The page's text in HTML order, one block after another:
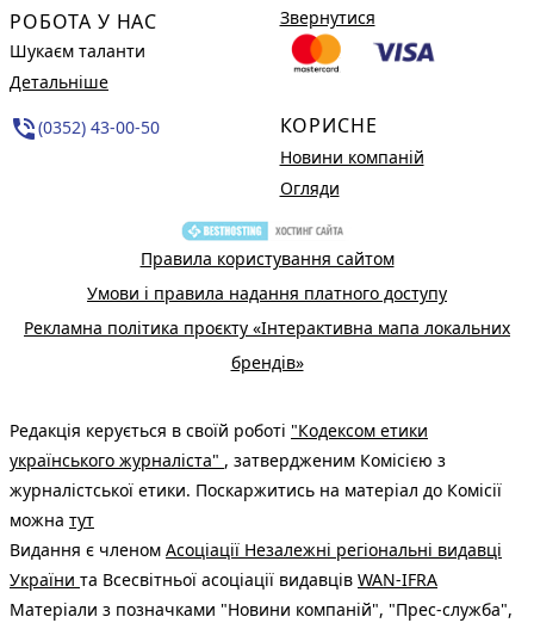
РОБОТА У НАС
Шукаєм таланти
Детальніше
phone_in_talk(0352) 43-00-50
Звернутися
КОРИСНЕ
Новини компаній
Огляди
Правила користування сайтом
Умови і правила надання платного доступу
Рекламна політика проєкту «Інтерактивна мапа локальних
брендів»
Редакція керується в своїй роботі "Кодексом етики
українського журналіста" , затвердженим Комісією з
журналістської етики. Поскаржитись на матеріал до Комісії
можна тут
Видання є членом Асоціації Незалежні регіональні видавці
України та Всесвітньої асоціації видавців WAN-IFRA
Матеріали з позначками "Новини компаній", "Прес-служба",